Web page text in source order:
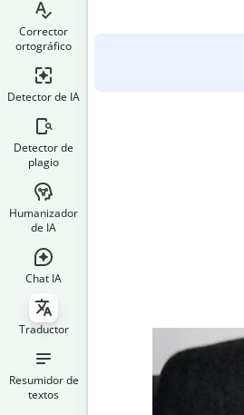
Corrector
ortográfico
Detector de IA
Detector de
plagio
Humanizador
de IA
Chat IA
Traductor
Resumidor de
textos